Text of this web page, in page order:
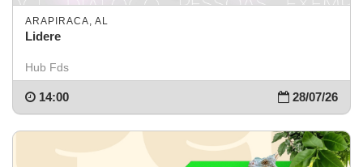
ARAPIRACA, AL
Lidere
Hub Fds
28/07/26
14:00